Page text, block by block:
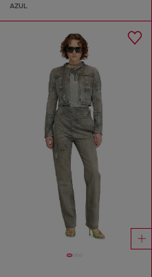
AZUL